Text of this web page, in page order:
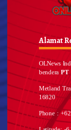
Alamat
OLNews
benderaPT
Metland
16820
Phone :